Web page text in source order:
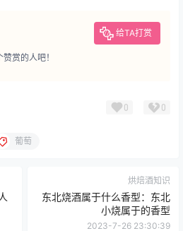
给TA打赏
赏的人吧！
0 0
葡萄
烘焙酒知识
东北烧酒属于什么香型：东北
小烧属于的香型
2023-7-26 23:30:39